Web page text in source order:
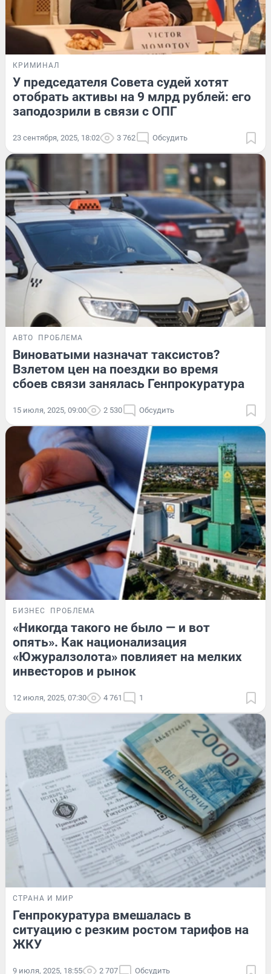
КРИМИНАЛ
У председателя Совета судей хотят
отобрать активы на 9 млрд рублей: его
заподозрили в связи с ОПГ
23 сентября, 2025, 18:02 3 762 Обсудить
АВТО ПРОБЛЕМА
Виноватыми назначат таксистов?
Взлетом цен на поездки во время
сбоев связи занялась Генпрокуратура
15 июля, 2025, 09:00 2 530 Обсудить
БИЗНЕС ПРОБЛЕМА
«Никогда такого не было — и вот
опять». Как национализация
«Южуралзолота» повлияет на мелких
инвесторов и рынок
12 июля, 2025, 07:30 4 761 1
СТРАНА И МИР
Генпрокуратура вмешалась в
ситуацию с резким ростом тарифов на
ЖКУ
9 июля, 2025, 18:55 2 707 Обсудить